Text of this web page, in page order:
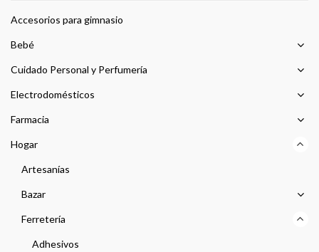
Accesorios para gimnasio
Bebé
Cuidado Personal y Perfumería
Electrodomésticos
Farmacia
Hogar
Artesanías
Bazar
Ferretería
Adhesivos